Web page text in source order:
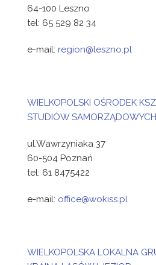
64-100 Leszno
tel: 65 529 82 34
e-mail: region@leszno.pl
WIELKOPOLSKI OŚRODEK
STUDIÓW SAMORZĄDOWYCH
ul.Wawrzyniaka 37
60-504 Poznań
tel: 61 8475422
e-mail: office@wokiss.pl
WIELKOPOLSKA LOKALNA